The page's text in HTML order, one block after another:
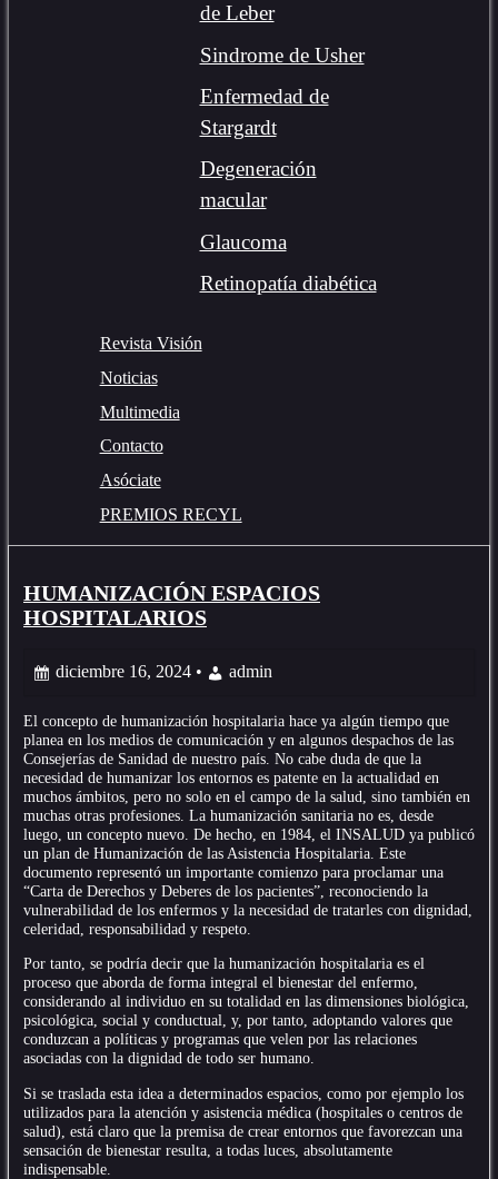
de Leber
Sindrome de Usher
Enfermedad de
Stargardt
Degeneración
macular
Glaucoma
Retinopatía diabética
Revista Visión
Noticias
Multimedia
Contacto
Asóciate
PREMIOS RECYL
Posts
HUMANIZACIÓN ESPACIOS
HOSPITALARIOS
diciembre 16, 2024 • admin
El concepto de humanización hospitalaria hace ya algún tiempo que
planea en los medios de comunicación y en algunos despachos de las
Consejerías de Sanidad de nuestro país. No cabe duda de que la
necesidad de humanizar los entornos es patente en la actualidad en
muchos ámbitos, pero no solo en el campo de la salud, sino también en
muchas otras profesiones. La humanización sanitaria no es, desde
luego, un concepto nuevo. De hecho, en 1984, el INSALUD ya publicó
un plan de Humanización de las Asistencia Hospitalaria. Este
documento representó un importante comienzo para proclamar una
“Carta de Derechos y Deberes de los pacientes”, reconociendo la
vulnerabilidad de los enfermos y la necesidad de tratarles con dignidad,
celeridad, responsabilidad y respeto.
Por tanto, se podría decir que la humanización hospitalaria es el
proceso que aborda de forma integral el bienestar del enfermo,
considerando al individuo en su totalidad en las dimensiones biológica,
psicológica, social y conductual, y, por tanto, adoptando valores que
conduzcan a políticas y programas que velen por las relaciones
asociadas con la dignidad de todo ser humano.
Si se traslada esta idea a determinados espacios, como por ejemplo los
utilizados para la atención y asistencia médica (hospitales o centros de
salud), está claro que la premisa de crear entornos que favorezcan una
sensación de bienestar resulta, a todas luces, absolutamente
indispensable.